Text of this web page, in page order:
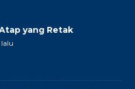
yang Retak